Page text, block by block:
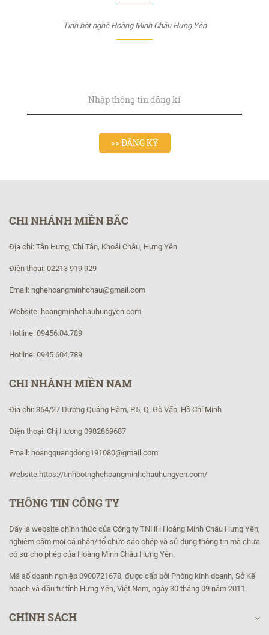
Tinh bột nghệ Hoàng Minh Châu Hưng Yên
CHI NHÁNH MIỀN BẮC
Địa chỉ: Tân Hưng, Chí Tân, Khoái Châu, Hưng Yên
Điện thoại: 02213 919 929
Email: nghehoangminhchau@gmail.com
Website: hoangminhchauhungyen.com
Hotline: 09456.04.789
Hotline: 0945.604.789
CHI NHÁNH MIỀN NAM
Địa chỉ: 364/27 Dương Quảng Hàm, P.5, Q. Gò Vấp, Hồ Chí Minh
Điện thoại: Chị Hương 0982869687
Email: hoangquangdong191080@gmail.com
Website:https://tinhbotnghehoangminhchauhungyen.com/
THÔNG TIN CÔNG TY
Đây là website chính thức của Công ty TNHH Hoàng Minh Châu Hưng Yên,
nghiêm cấm mọi cá nhân/ tổ chức sáo chép và sử dụng thông tin mà chưa
có sự cho phép của Hoàng Minh Châu Hưng Yên.
Mã số doanh nghiệp 0900721678, được cấp bởi Phòng kinh doanh, Sở Kế
hoạch và đầu tư tỉnh Hưng Yên, Việt Nam, ngày 30 tháng 09 năm 2011.
CHÍNH SÁCH